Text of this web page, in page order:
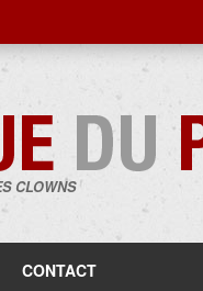
CLOWNS
CONTACT